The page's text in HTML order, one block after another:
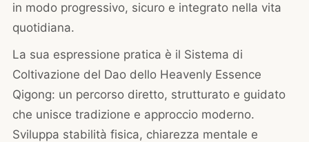
in modo progressivo, sicuro e integrato nella vita
quotidiana.
La sua espressione pratica è il Sistema di
Coltivazione del Dao dello Heavenly Essence
Qigong: un percorso diretto, strutturato e guidato
che unisce tradizione e approccio moderno.
Sviluppa stabilità fisica, chiarezza mentale e